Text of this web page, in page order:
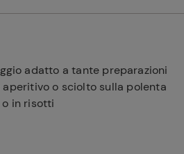
adatto a tante preparazioni
o sciolto sulla polenta
o in risotti